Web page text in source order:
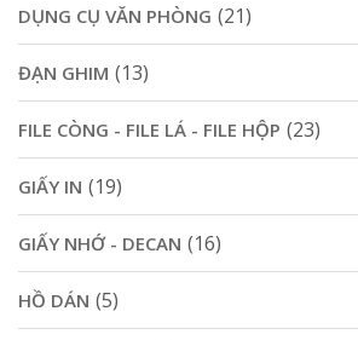
DỤNG CỤ VĂN PHÒNG (21)
ĐẠN GHIM (13)
FILE CÒNG - FILE LÁ - FILE HỘP (23)
GIẤY IN (19)
GIẤY NHỚ - DECAN (16)
HỒ DÁN (5)